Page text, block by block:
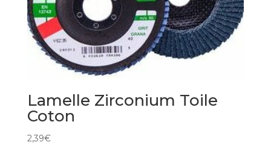
Lamelle Zirconium Toile
Coton
2,39€